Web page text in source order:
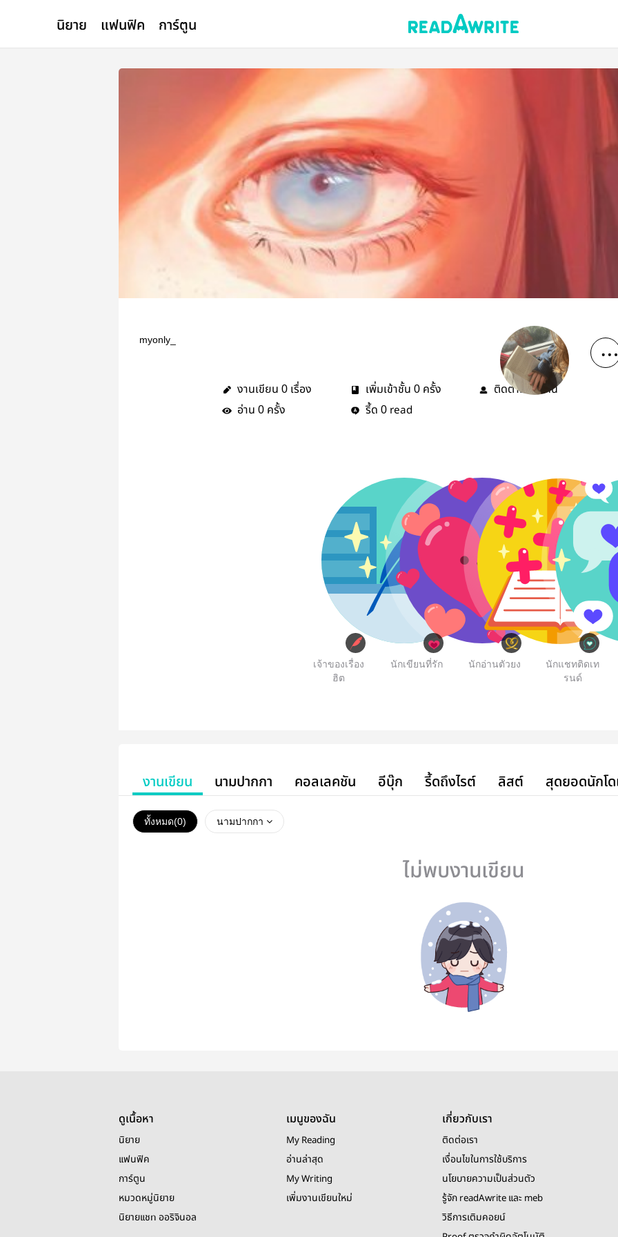
นิยาย แฟนฟิค การ์ตูน
myonly_
งานเขียน 0 เรื่อง เพิ่มเข้าชั้น 0 ครั้ง ติดตาม54คน
อ่าน 0 ครั้ง รี้ด 0 read
เจ้าของเรื่อง
ฮิต
นักเขียนที่รัก นักอ่านตัวยง
นักแชทติดเท
รนด์
งานเขียน นามปากกา คอลเลคชัน อีบุ๊ก รี้ดถึงไรต์ ลิสต์ สุดยอดนักโ
ทั้งหมด(0) นามปากกา
ไม่พบงานเขียน
ดูเนื้อหา
นิยาย
แฟนฟิค
การ์ตูน
หมวดหมู่นิยาย
นิยายแชท ออริจินอล
เมนูของฉัน
My Reading
อ่านล่าสุด
My Writing
เพิ่มงานเขียนใหม่
เกี่ยวกับเรา
ติดต่อเรา
เงื่อนไขในการใช้บริการ
นโยบายความเป็นส่วนตัว
รู้จัก readAwrite และ meb
วิธีการเติมคอยน์